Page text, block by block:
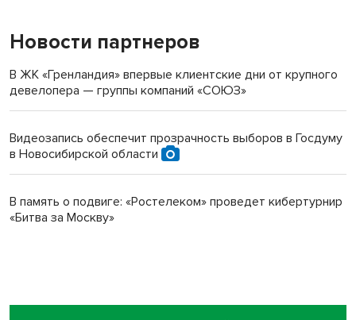
Новости партнеров
В ЖК «Гренландия» впервые клиентские дни от крупного
девелопера — группы компаний «СОЮЗ»
Видеозапись обеспечит прозрачность выборов в Госдуму
в Новосибирской области
В память о подвиге: «Ростелеком» проведет кибертурнир
«Битва за Москву»